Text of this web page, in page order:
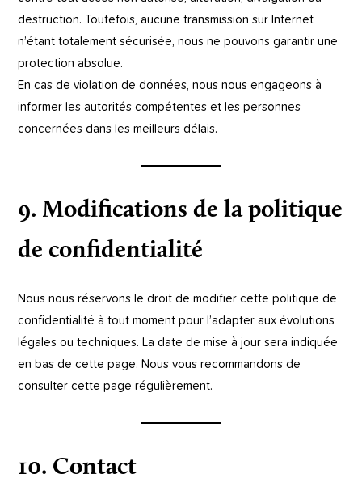
destruction. Toutefois, aucune transmission sur Internet
n’étant totalement sécurisée, nous ne pouvons garantir une
protection absolue.
En cas de violation de données, nous nous engageons à
informer les autorités compétentes et les personnes
concernées dans les meilleurs délais.
9. Modifications de la politique
de confidentialité
Nous nous réservons le droit de modifier cette politique de
confidentialité à tout moment pour l’adapter aux évolutions
légales ou techniques. La date de mise à jour sera indiquée
en bas de cette page. Nous vous recommandons de
consulter cette page régulièrement.
10. Contact